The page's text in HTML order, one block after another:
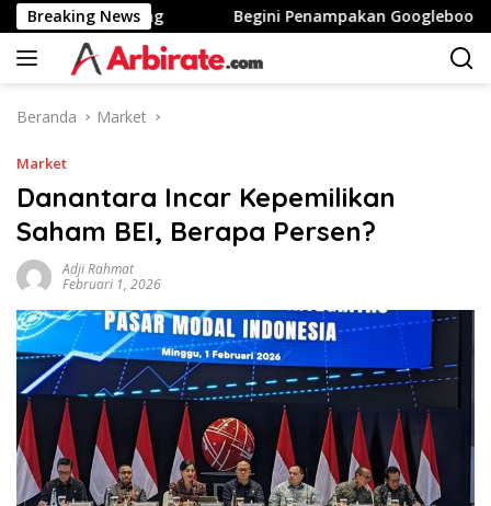
Langsung
ke
konten
Breaking News
Stunting Begini Penampakan Googlebook Bikinan
Beranda Market
Market
Danantara Incar Kepemilikan
Saham BEI, Berapa Persen?
Adji Rahmat
Februari 1, 2026